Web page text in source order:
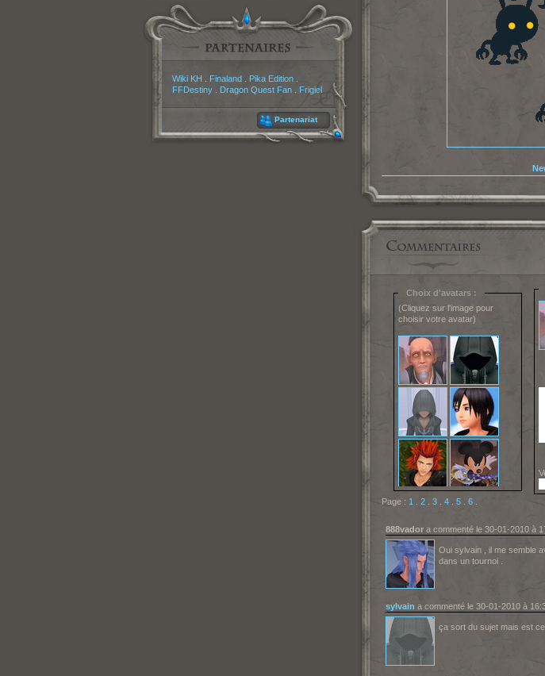
Wiki KH Finaland. Pika Edition.
FFDestiny. Dragon Quest Fan. Frigiel
Partenariat
Choix d'avatars :
(Cliquez sur l'image pour
choisir votre avatar)
Page : 1 2. 3. 4. 5. 6.
888vadora commenté le 30-01-2010 à
Oui sylvain , il me semble
dans un tournoi .
sylvain a commenté le 30-01-2010 à
ça sort du sujet mais est